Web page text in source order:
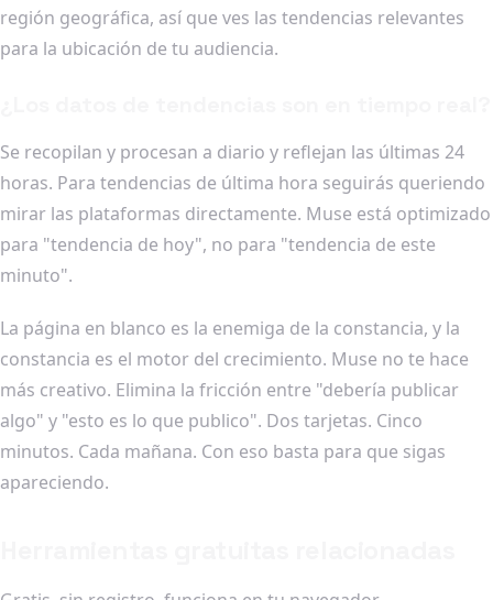
región geográfica, así que ves las tendencias relevantes
para la ubicación de tu audiencia.
Se recopilan y procesan a diario y reflejan las últimas 24
horas. Para tendencias de última hora seguirás queriendo
mirar las plataformas directamente. Muse está optimizado
para "tendencia de hoy", no para "tendencia de este
minuto".
La página en blanco es la enemiga de la constancia, y la
constancia es el motor del crecimiento. Muse no te hace
más creativo. Elimina la fricción entre "debería publicar
algo" y "esto es lo que publico". Dos tarjetas. Cinco
minutos. Cada mañana. Con eso basta para que sigas
apareciendo.